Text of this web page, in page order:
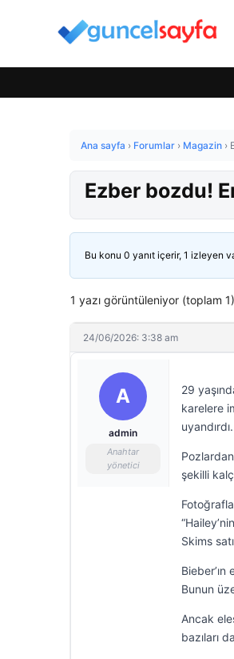
Ana sayfa › Forumlar › Magazin ›
Ezber bozdu!
Bu konu 0 yanıt içerir, 1 izleyen
1 yazı görüntüleniyor (toplam 1)
24/06/2026: 3:38 am
A
admin
Anahtar
yönetici
29
karelere
uyandırdı.
şekilli
Skims
Bunun
Ancak
bazıları